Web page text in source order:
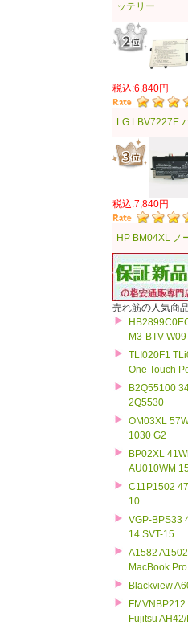
ッテリー
税込:6,840円
LG LBV7227E
税込:7,840円
HP BM04XL ノ
売れ筋の人気商
M3-BTV-
TLI020F1
One Touch
B2Q55100
2Q5530
OM03XL
1030 G2
BP02XL
AU010WM
C11P1502
10
VGP-BPS33
14 SVT-15
A1582
MacBook
Blackview
Fujitsu AH42/